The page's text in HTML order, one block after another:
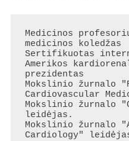
Medicinos
medicinos koledžas
Sertifikuotas
Amerikos
prezidentas
Mokslinio žurnalo
Cardiovascular
Mokslinio žurnalo
leidėjas.
Mokslinio žurnalo
Cardiology"